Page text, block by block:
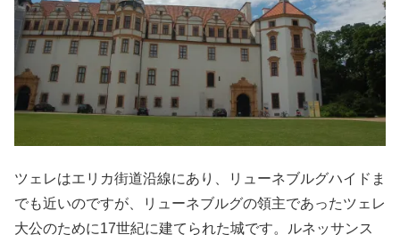
ツェレはエリカ街道沿線にあり、リューネブルグハイドま
でも近いのですが、リューネブルグの領主であったツェレ
大公のために17世紀に建てられた城です。ルネッサンス